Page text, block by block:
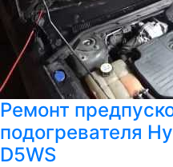
Ремонт
подогревателя
D5WS